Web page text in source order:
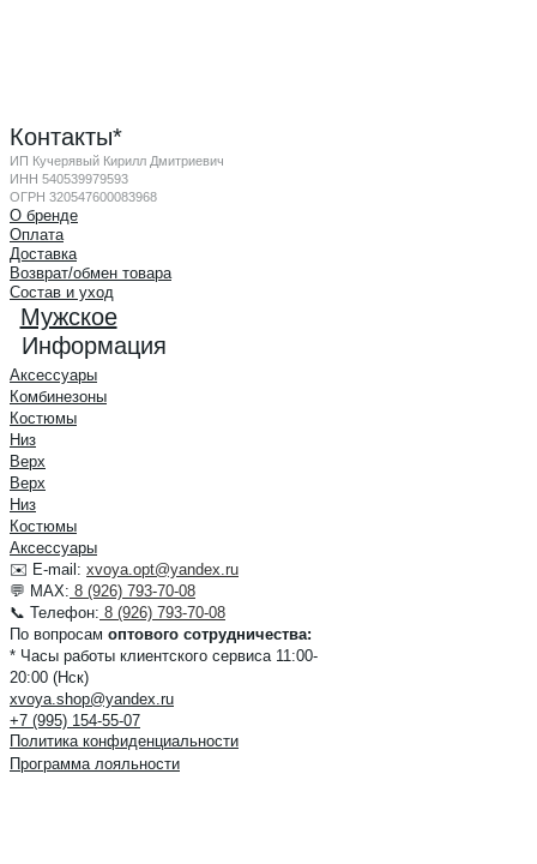
Контакты*
ИП Кучерявый Кирилл Дмитриевич
ИНН 540539979593
ОГРН 320547600083968
О бренде
Оплата
Доставка
Возврат/обмен товара
Состав и уход
Мужское
Информация
Аксессуары
Комбинезоны
Костюмы
Низ
Верх
Верх
Низ
Костюмы
Аксессуары
✉️ E-mail: xvoya.opt@yandex.ru
💬 MAX: 8 (926) 793-70-08
📞 Телефон: 8 (926) 793-70-08
По вопросам оптового сотрудничества:
* Часы работы клиентского сервиса 11:00-
20:00 (Нск)
xvoya.shop@yandex.ru
+7 (995) 154-55-07
Политика конфиденциальности
Программа лояльности